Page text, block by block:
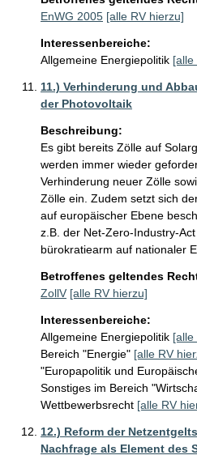
EnWG 2005 [alle RV hierzu]
Interessenbereiche:
Allgemeine Energiepolitik [alle
11.) Verhinderung und
der Photovoltaik
Beschreibung:
Es gibt bereits Zölle auf
werden immer wieder
Verhinderung neuer Zölle
Zölle ein. Zudem setzt sich
auf europäischer Ebene
z.B. der Net-Zero-Industry-
Betroffenes geltendes
ZollV [alle RV hierzu]
Interessenbereiche:
Allgemeine Energiepolitik [alle
Bereich "Energie" [alle RV
"Europapolitik und
Sonstiges im Bereich
Wettbewerbsrecht [alle RV
12.) Reform der
Nachfrage als Element des